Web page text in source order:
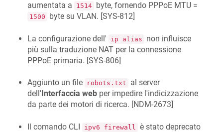
aumentata a
1514 byte, fornendo PPPoE MTU =
1500 byte su VLAN. [SYS-812]
La configurazione dell' ip alias
non influisce
più sulla traduzione NAT per la connessione
PPPoE primaria. [SYS-806]
Aggiunto un file robots.txt
al server
dell' Interfaccia web per impedire l'indicizzazione
da parte dei motori di ricerca. [NDM-2673]
Il comando CLI ipv6 firewall
è stato deprecato